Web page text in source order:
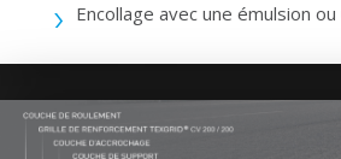
Encollage avec une émulsion ou